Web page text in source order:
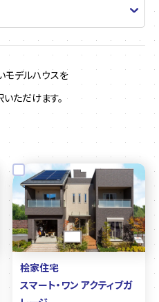
モデルハウスを
ただけます。
桧家住宅
スマート・ワン アクティブガ